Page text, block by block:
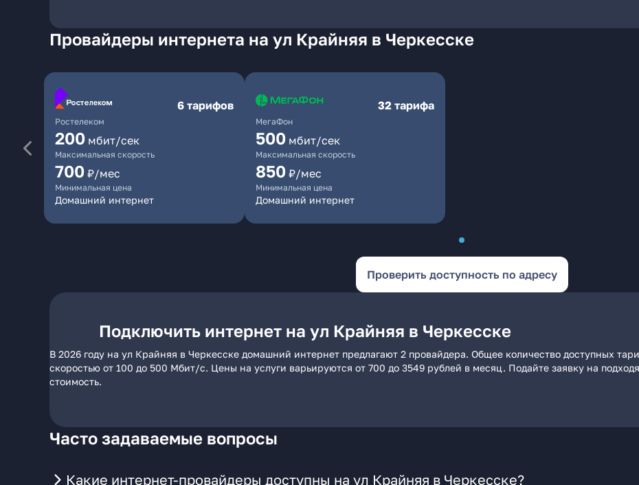
Провайдеры интернета на ул Крайняя в Черкесске
Ростелеком
6 тарифов
200 мбит/сек
Максимальная скорость
700 ₽/мес
Минимальная цена
Домашний интернет
МегаФон
32 тарифа
500 мбит/сек
Максимальная скорость
850 ₽/мес
Минимальная цена
Домашний интернет
Проверить доступность по адресу
Подключить интернет на ул Крайняя в Черкесске
В 2026 году на ул Крайняя в Черкесске домашний интернет предлагают 2 провайдера. Общее количество доступных
скоростью от 100 до 500 Мбит/с. Цены на услуги варьируются от 700 до 3549 рублей в месяц. Подайте заявку на
стоимость.
Часто задаваемые вопросы
Какие интернет-провайдеры доступны на ул Крайняя в Черкесске?